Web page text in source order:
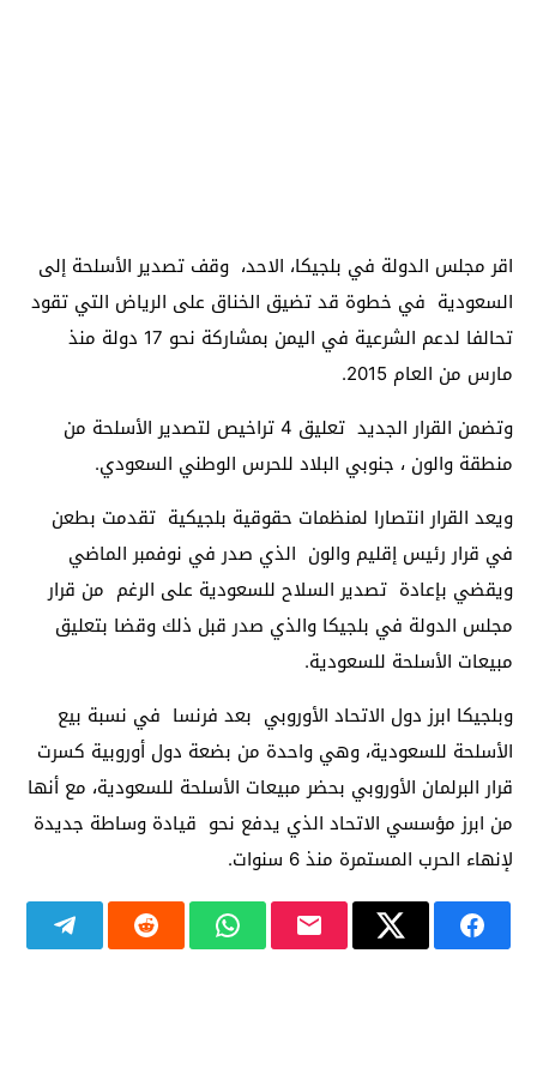
اقر مجلس الدولة في بلجيكا، الاحد، وقف تصدير الأسلحة إلى
السعودية في خطوة قد تضيق الخناق على الرياض التي تقود
تحالفا لدعم الشرعية في اليمن بمشاركة نحو 17 دولة منذ
مارس من العام 2015.
وتضمن القرار الجديد تعليق 4 تراخيص لتصدير الأسلحة من
منطقة والون ، جنوبي البلاد للحرس الوطني السعودي.
ويعد القرار انتصارا لمنظمات حقوقية بلجيكية تقدمت بطعن
في قرار رئيس إقليم والون الذي صدر في نوفمبر الماضي
ويقضي بإعادة تصدير السلاح للسعودية على الرغم من قرار
مجلس الدولة في بلجيكا والذي صدر قبل ذلك وقضا بتعليق
مبيعات الأسلحة للسعودية.
وبلجيكا ابرز دول الاتحاد الأوروبي بعد فرنسا في نسبة بيع
الأسلحة للسعودية، وهي واحدة من بضعة دول أوروبية كسرت
قرار البرلمان الأوروبي بحضر مبيعات الأسلحة للسعودية، مع أنها
من ابرز مؤسسي الاتحاد الذي يدفع نحو قيادة وساطة جديدة
لإنهاء الحرب المستمرة منذ 6 سنوات.